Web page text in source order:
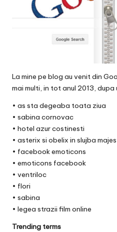
La mine pe blog au venit din
mai multi, in tot anul 2013,
• as sta degeaba toata ziua
• sabina cornovac
• hotel azur costinesti
• asterix si obelix in slujba
• facebook emoticons
• emoticons facebook
• ventriloc
• flori
• sabina
• legea strazii film online
Trending terms